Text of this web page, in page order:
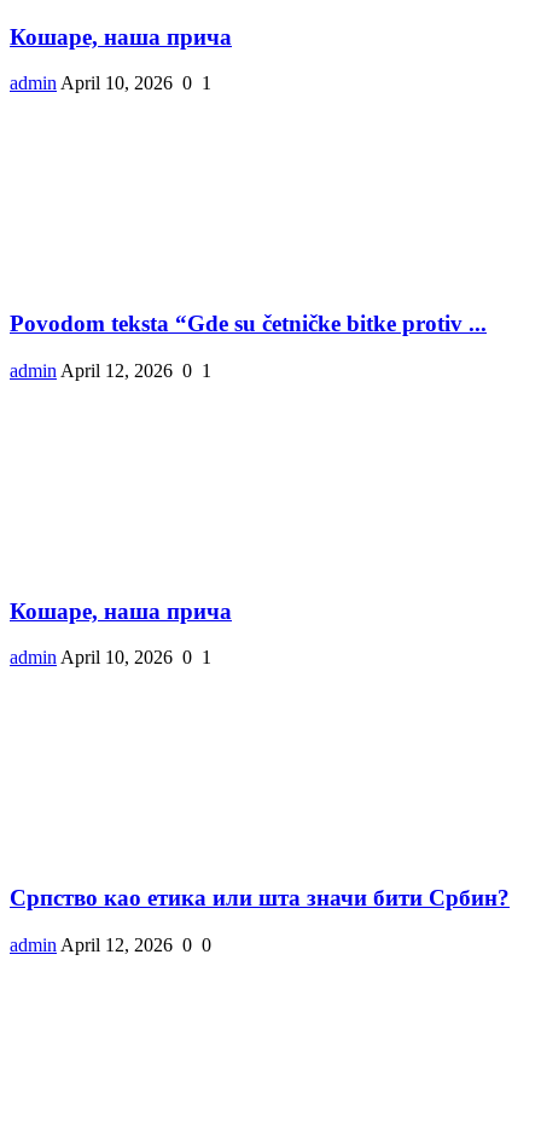
Кошаре, наша прича
adminApril 10, 2026 0 1
Povodom teksta “Gde su četničke bitke protiv ...
admin April 12, 2026 0 1
Кошаре, наша прича
admin April 10, 2026 0 1
Српство као етика или шта значи бити Србин?
admin April 12, 2026 0 0